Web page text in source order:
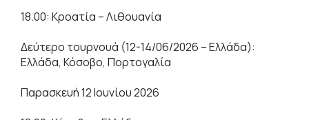
18.00: Κροατία – Λιθουανία
Δεύτερο τουρνουά (12-14/06/2026 – Ελλάδα):
Ελλάδα, Κόσοβο, Πορτογαλία
Παρασκευή 12 Ιουνίου 2026